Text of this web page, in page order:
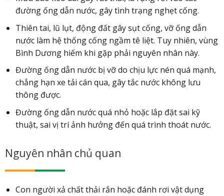
đường ống dẫn nước, gây tình trạng nghẹt cống.
Thiên tai, lũ lụt, động đất gây sụt cống, vỡ ống dẫn
nước làm hệ thống cống ngầm tê liệt. Tuy nhiên, vùng
Bình Dương hiếm khi gặp phải nguyên nhân này.
Đường ống dẫn nước bị vỡ do chịu lực nén quá mạnh,
chẳng hạn xe tải cán qua, gây tắc nước không lưu
thông được.
Đường ống dẫn nước quá nhỏ hoặc lắp đặt sai kỹ
thuật, sai vị trí ảnh hưởng đến quá trình thoát nước.
Nguyên nhân chủ quan
Con người xả chất thải rắn hoặc đánh rơi vật dụng